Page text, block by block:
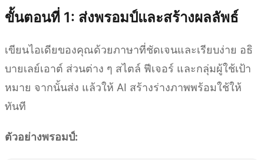
ขั้นตอนที่ 1: ส่งพรอมป์และสร้างผลลัพธ์
เขียนไอเดียของคุณด้วยภาษาที่ชัดเจนและเรียบง่าย อธิ
บายเลย์เอาต์ ส่วนต่าง ๆ สไตล์ ฟีเจอร์ และกลุ่มผู้ใช้เป้า
หมาย จากนั้นส่ง แล้วให้ AI สร้างร่างภาพพร้อมใช้ให้
ทันที
ตัวอย่างพรอมป์: